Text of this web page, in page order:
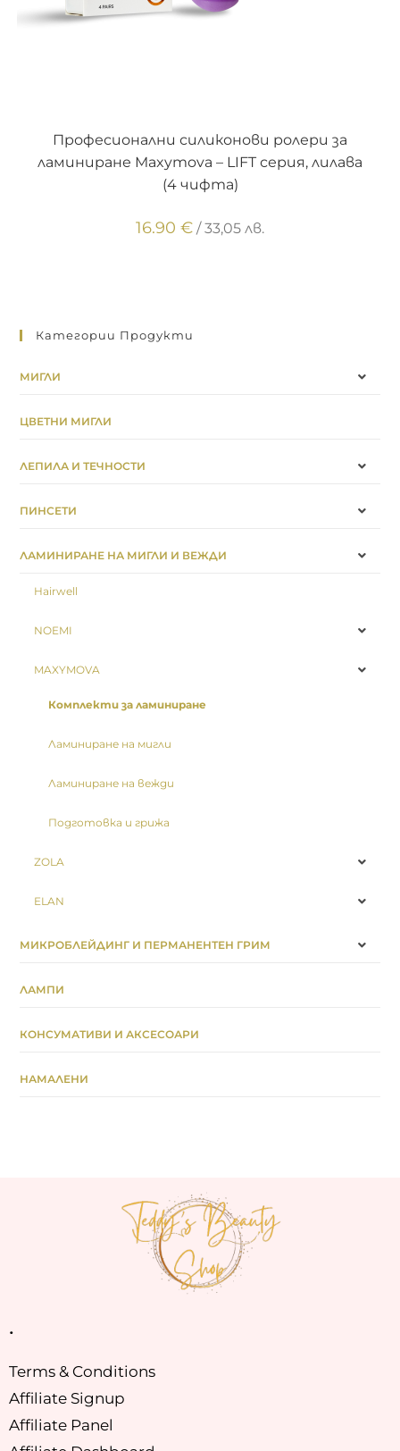
Професионални силиконови ролери за
ламиниране Maxymova – LIFT серия, лилава
(4 чифта)
16.90 € / 33,05 лв.
Категории Продукти
МИГЛИ
ЦВЕТНИ МИГЛИ
ЛЕПИЛА И ТЕЧНОСТИ
ПИНСЕТИ
ЛАМИНИРАНЕ НА МИГЛИ И ВЕЖДИ
Hairwell
NOEMI
MAXYMOVA
Комплекти за ламиниране
Ламиниране на мигли
Ламиниране на вежди
Подготовка и грижа
ZOLA
ELAN
МИКРОБЛЕЙДИНГ И ПЕРМАНЕНТЕН ГРИМ
ЛАМПИ
КОНСУМАТИВИ И АКСЕСОАРИ
НАМАЛЕНИ
.
Terms & Conditions
Affiliate Signup
Affiliate Panel